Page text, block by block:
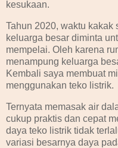
kesukaan.
Tahun 2020, waktu kakak
keluarga besar diminta
mempelai. Oleh karena
menampung keluarga
Kembali saya membuat
menggunakan teko listrik.
Ternyata memasak air
cukup praktis dan cepat
daya teko listrik tidak
variasi besarnya daya